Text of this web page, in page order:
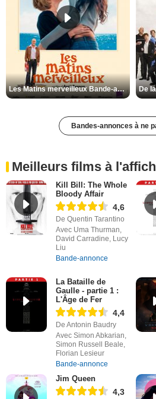
Les Matins merveilleux Bande-annonce VF
Bandes-annonces à ne
Meilleurs films à
Kill Bill: The Whole
Bloody Affair
4,6
De Quentin Tarantino
Avec Uma Thurman,
David Carradine, Lucy
Liu
Bande-annonce
La Bataille de
Gaulle - partie 1 :
L'Âge de Fer
4,4
De Antonin Baudry
Avec Simon Abkarian,
Simon Russell Beale,
Florian Lesieur
Bande-annonce
Jim Queen
4,3